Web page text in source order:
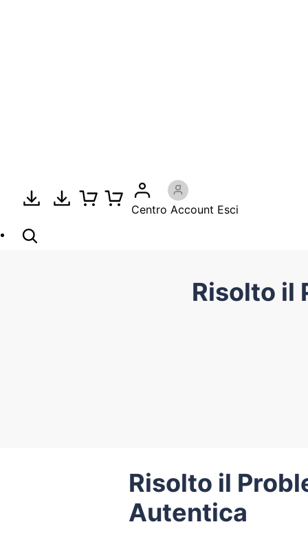
Centro Account Esci
Risolto il
Risolto il
Autentica